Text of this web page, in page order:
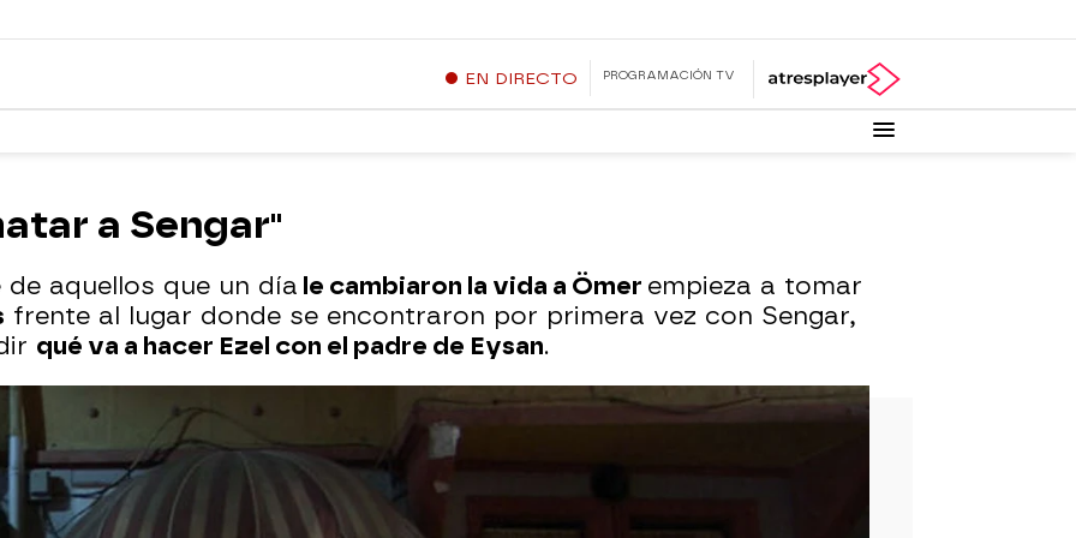
EN DIRECTO PROGRAMACIÓN TV
a Sengar"
aquellos que un día le cambiaron la vida a Ömer empieza a tomar
frente al lugar donde se encontraron por primera vez con Sengar,
qué va a hacer Ezel con el padre de Eysan.